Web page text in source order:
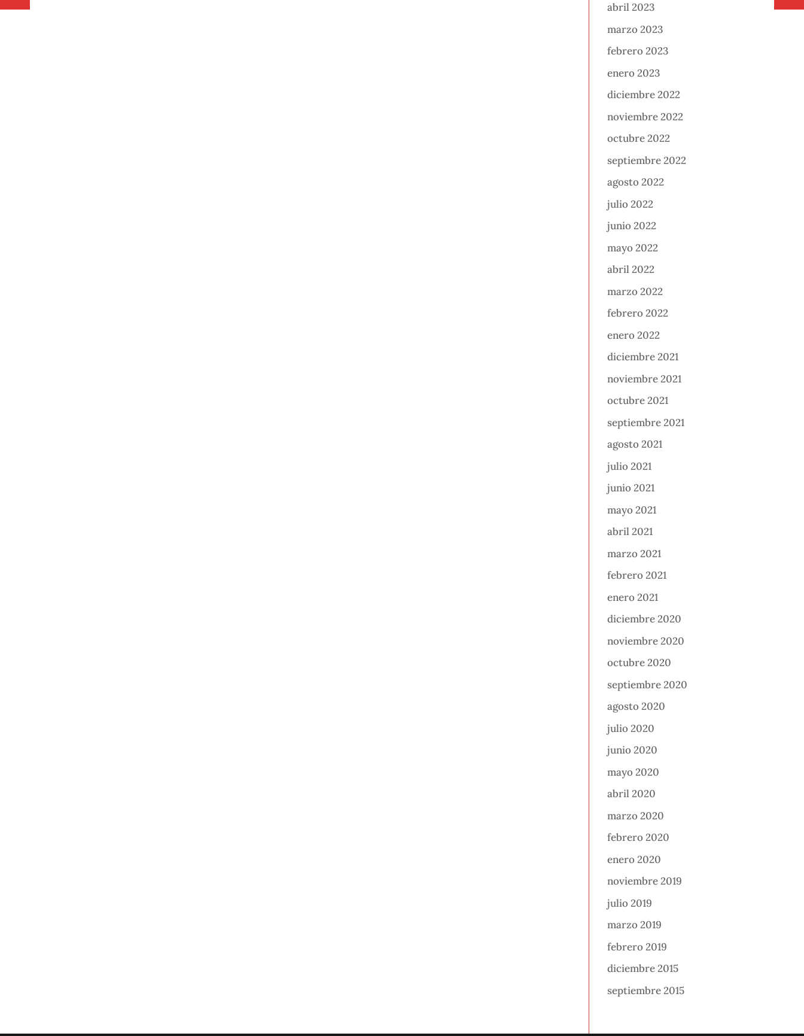
abril 2023
marzo 2023
febrero 2023
enero 2023
diciembre 2022
noviembre 2022
octubre 2022
septiembre 2022
agosto 2022
julio 2022
junio 2022
mayo 2022
abril 2022
marzo 2022
febrero 2022
enero 2022
diciembre 2021
noviembre 2021
octubre 2021
septiembre 2021
agosto 2021
julio 2021
junio 2021
mayo 2021
abril 2021
marzo 2021
febrero 2021
enero 2021
diciembre 2020
noviembre 2020
octubre 2020
septiembre 2020
agosto 2020
julio 2020
junio 2020
mayo 2020
abril 2020
marzo 2020
febrero 2020
enero 2020
noviembre 2019
julio 2019
marzo 2019
febrero 2019
diciembre 2015
septiembre 2015